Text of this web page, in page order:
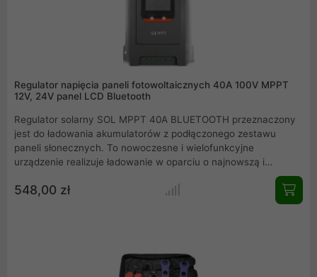
Regulator napięcia paneli fotowoltaicznych 40A 100V MPPT
12V, 24V panel LCD Bluetooth
Regulator solarny SOL MPPT 40A BLUETOOTH przeznaczony
jest do ładowania akumulatorów z podłączonego zestawu
paneli słonecznych. To nowoczesne i wielofunkcyjne
urządzenie realizuje ładowanie w oparciu o najnowszą i
optymalizacji procesu ładowania, regulator skutecznie wydłuża
548,00 zł